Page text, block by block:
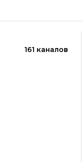
161 каналов